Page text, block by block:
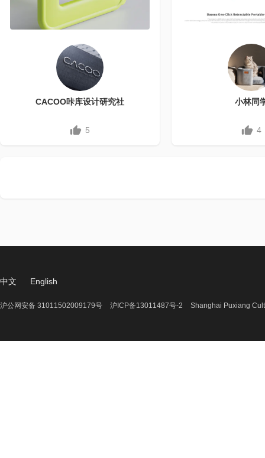
CACOO咔库设计研究社
5
小林同
4
中文 English
沪公网安备 31011502009179号 沪ICP备13011487号-2 Shanghai Puxiang